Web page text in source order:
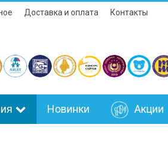
Доставка и оплата Контакты
Новинки Акции